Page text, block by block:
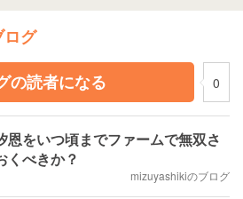
ログ
の読者になる
0
恩をいつ頃までファームで無双さ
くべきか？
mizuyashikiのブログ